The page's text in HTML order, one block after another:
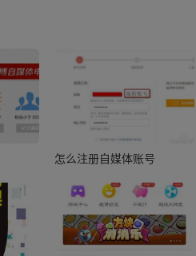
怎么注册自媒体账号